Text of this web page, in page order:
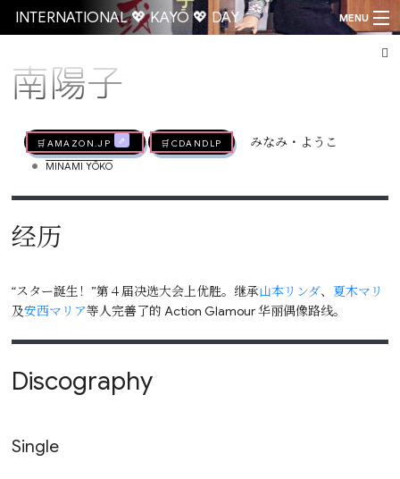
INTERNATIONAL 💖 KAYŌ 💖 DAY MENU
南陽子
🛒AMAZON.jp 🛒CDandLP みなみ・ようこ
• MINAMI YŌKO
经历
“スター誕生！”第４届决选大会上优胜。继承山本リンダ、 夏木マリ
及安西マリア等人完善了的 Action Glamour 华丽偶像路线。
Discography
Single